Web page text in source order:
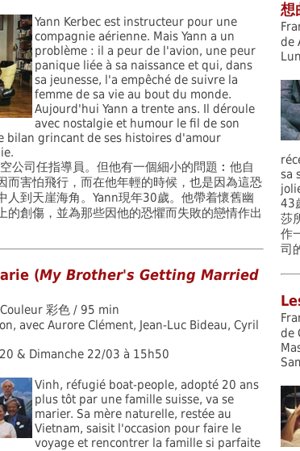
Yann Kerbec est instructeur pour une
compagnie aérienne. Mais Yann a un
problème : il a peur de l'avion, une peur
panique liée à sa naissance et qui, dans
sa jeunesse, l'a empêché de suivre la
femme de sa vie au bout du monde.
Aujourd'hui Yann a trente ans. Il déroule
avec nostalgie et humour le fil de son
bilan grincant de ses histoires d'amour
公司任指導員。但他有一個細小的問題︰他自
而害怕飛行，而在他年輕的時候，也是因為這恐
人到天崖海角。Yann現年30歲。他帶着懷舊幽
的創傷，並為那些因他的恐懼而失敗的戀情作出
(My Brother's Getting Married
彩色 / 95 min
avec Aurore Clément, Jean-Luc Bideau, Cyril
& Dimanche 22/03 à 15h50
Vinh, réfugié boat-people, adopté 20 ans
plus tôt par une famille suisse, va se
marier. Sa mère naturelle, restée au
Vietnam, saisit l'occasion pour faire le
voyage et rencontrer la famille si parfaite
想
de
sa
43
莎
作
司
de